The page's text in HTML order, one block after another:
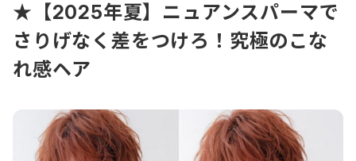
★【2025年夏】ニュアンスパーマで
さりげなく差をつけろ！究極のこな
れ感ヘア